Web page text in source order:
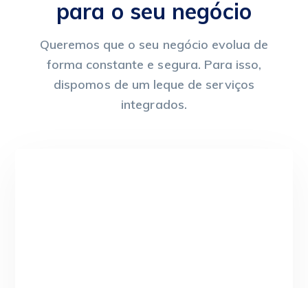
para o seu negócio
Queremos que o seu negócio evolua de
forma constante e segura. Para isso,
dispomos de um leque de serviços
integrados.